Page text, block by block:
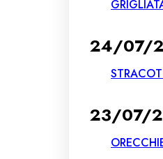
24/07/
23/07/